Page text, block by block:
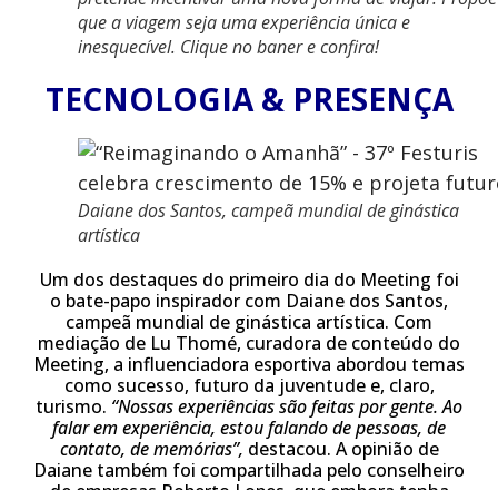
que a viagem seja uma experiência única e
inesquecível. Clique no baner e confira!
TECNOLOGIA & PRESENÇA
Daiane dos Santos, campeã mundial de ginástica
artística
Um dos destaques do primeiro dia do Meeting foi
o bate-papo inspirador com Daiane dos Santos,
campeã mundial de ginástica artística. Com
mediação de Lu Thomé, curadora de conteúdo do
Meeting, a influenciadora esportiva abordou temas
como sucesso, futuro da juventude e, claro,
turismo. “Nossas experiências são feitas por gente. Ao
falar em experiência, estou falando de pessoas, de
contato, de memórias”, destacou. A opinião de
Daiane também foi compartilhada pelo conselheiro